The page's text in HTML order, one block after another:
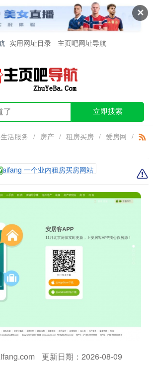
✕
- 实用网址目录 - 主页吧网址导航
立即搜索
生活服务 / 房产 / 租房买房 / 爱房网 /
aifang 一个业内租房买房网站
更新日期：2026-08-09